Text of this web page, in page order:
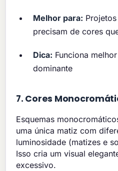
Melhor para:
precisam de cores
Dica: Funciona
dominante
7. Cores
Esquemas
uma única matiz com
luminosidade (matizes e
Isso cria um visual
excessivo.